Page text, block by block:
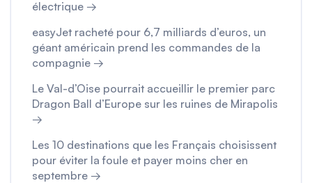
électrique →
easyJet racheté pour 6,7 milliards d’euros, un
géant américain prend les commandes de la
compagnie →
Le Val-d’Oise pourrait accueillir le premier parc
Dragon Ball d’Europe sur les ruines de Mirapolis
→
Les 10 destinations que les Français choisissent
pour éviter la foule et payer moins cher en
septembre →